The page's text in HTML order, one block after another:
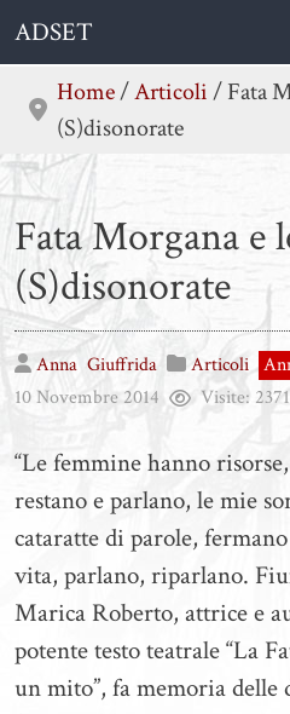
Skip
content
ADSET
Home/Articoli/Fata
(S)disonorate
Fata Morgana e
(S)disonorate
Anna Giuffrida Articoli
10 Novembre 2014
Visite: 2371
“Le femmine hanno
restano e parlano, le mie
cataratte di parole,
vita, parlano, riparlano.
Marica Roberto, attrice e
potente testo teatrale “La
un mito”, fa memoria delle